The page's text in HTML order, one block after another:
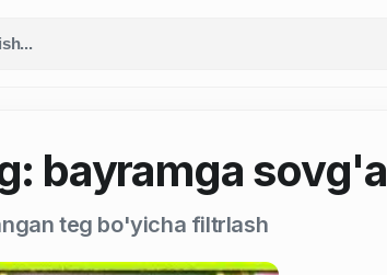
bayramga sovg'a
teg bo'yicha filtrlash